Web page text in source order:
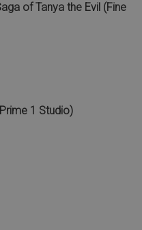
of Tanya the Evil (Fine
1 Studio)